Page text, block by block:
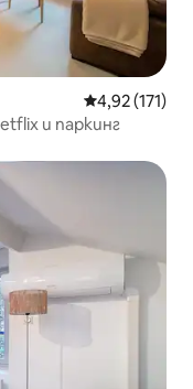
Средна
4,92 (171)
и паркинг